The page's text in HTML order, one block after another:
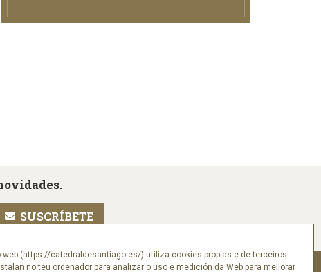
web (https://catedraldesantiago.es/) utiliza cookies propias e de terceiros
no teu ordenador para analizar o uso e medición da Web para mellorar